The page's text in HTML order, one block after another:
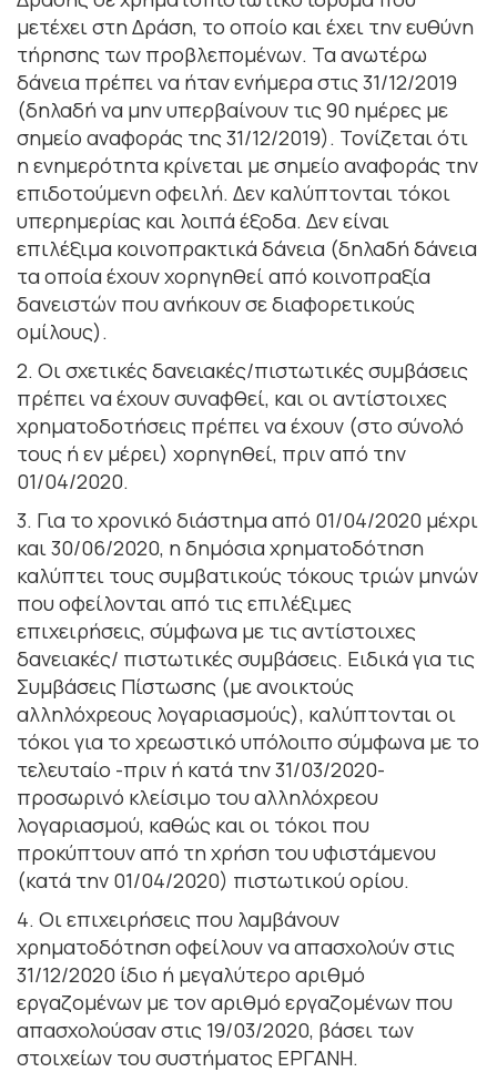
μετέχει στη Δράση, το οποίο και έχει την ευθύνη
τήρησης των προβλεπομένων. Τα ανωτέρω
δάνεια πρέπει να ήταν ενήμερα στις 31/12/2019
(δηλαδή να μην υπερβαίνουν τις 90 ημέρες με
σημείο αναφοράς της 31/12/2019). Τονίζεται ότι
η ενημερότητα κρίνεται με σημείο αναφοράς την
επιδοτούμενη οφειλή. Δεν καλύπτονται τόκοι
υπερημερίας και λοιπά έξοδα. Δεν είναι
επιλέξιμα κοινοπρακτικά δάνεια (δηλαδή δάνεια
τα οποία έχουν χορηγηθεί από κοινοπραξία
δανειστών που ανήκουν σε διαφορετικούς
ομίλους).
2. Οι σχετικές δανειακές/πιστωτικές συμβάσεις
πρέπει να έχουν συναφθεί, και οι αντίστοιχες
χρηματοδοτήσεις πρέπει να έχουν (στο σύνολό
τους ή εν μέρει) χορηγηθεί, πριν από την
01/04/2020.
3. Για το χρονικό διάστημα από 01/04/2020 μέχρι
και 30/06/2020, η δημόσια χρηματοδότηση
καλύπτει τους συμβατικούς τόκους τριών μηνών
που οφείλονται από τις επιλέξιμες
επιχειρήσεις, σύμφωνα με τις αντίστοιχες
δανειακές/ πιστωτικές συμβάσεις. Ειδικά για τις
Συμβάσεις Πίστωσης (με ανοικτούς
αλληλόχρεους λογαριασμούς), καλύπτονται οι
τόκοι για το χρεωστικό υπόλοιπο σύμφωνα με το
τελευταίο -πριν ή κατά την 31/03/2020-
προσωρινό κλείσιμο του αλληλόχρεου
λογαριασμού, καθώς και οι τόκοι που
προκύπτουν από τη χρήση του υφιστάμενου
(κατά την 01/04/2020) πιστωτικού ορίου.
4. Οι επιχειρήσεις που λαμβάνουν
χρηματοδότηση οφείλουν να απασχολούν στις
31/12/2020 ίδιο ή μεγαλύτερο αριθμό
εργαζομένων με τον αριθμό εργαζομένων που
απασχολούσαν στις 19/03/2020, βάσει των
στοιχείων του συστήματος ΕΡΓΑΝΗ.